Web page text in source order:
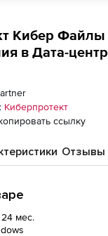
Кибер Файлы
в Дата-
на 2
Киберпротект
ссылку
Отзывы
мес.